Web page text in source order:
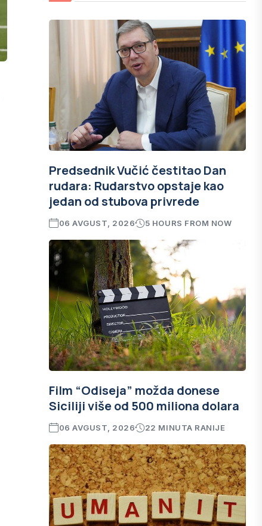
Predsednik Vučić čestitao Dan
rudara: Rudarstvo opstaje kao
jedan od stubova privrede
06 AVGUST, 2026 5 HOURS FROM NOW
Film “Odiseja” možda donese
Siciliji više od 500 miliona dolara
06 AVGUST, 2026 22 MINUTA RANIJE